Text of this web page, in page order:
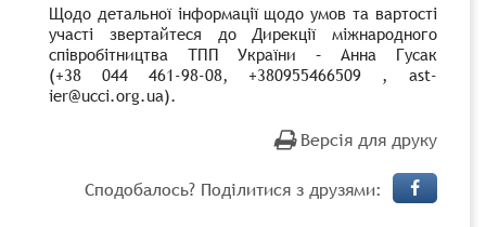
Щодо детальної інформації щодо умов та вартості
участі звертайтеся до Дирекції міжнародного
співробітництва ТПП України – Анна Гусак
(+38 044 461-98-08, +380955466509 , ast-
ier@ucci.org.ua).
Версія для друку
Сподобалось? Поділитися з друзями: